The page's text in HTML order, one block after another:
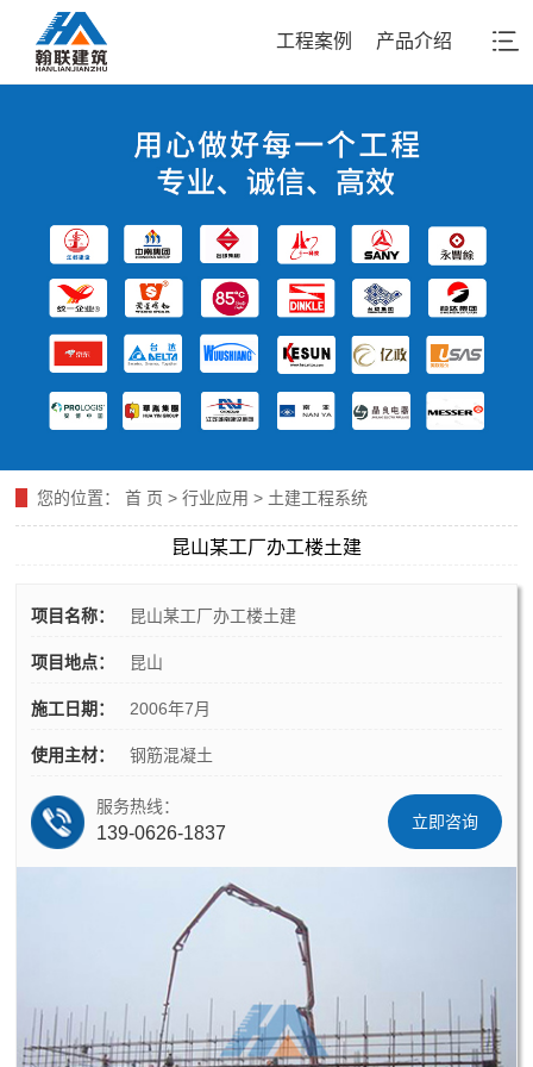
工程案例 产品介绍
您的位置： 首 页 >行业应用 > 土建工程系统
昆山某工厂办工楼土建
项目名称： 昆山某工厂办工楼土建
项目地点： 昆山
施工日期： 2006年7月
使用主材： 钢筋混凝土
服务热线：
139-0626-1837
立即咨询